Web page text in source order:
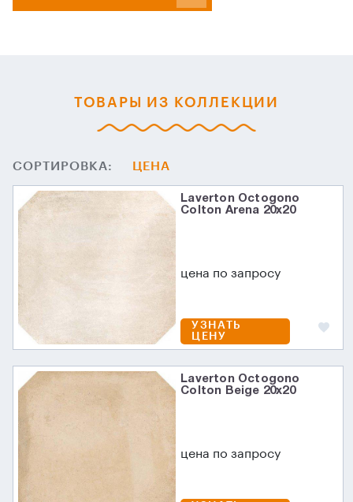
ТОВАРЫ ИЗ КОЛЛЕКЦИИ
СОРТИРОВКА: ЦЕНА
Laverton Octogono
Colton Arena 20x20
цена по запросу
УЗНАТЬ
ЦЕНУ
Laverton Octogono
Colton Beige 20x20
цена по запросу